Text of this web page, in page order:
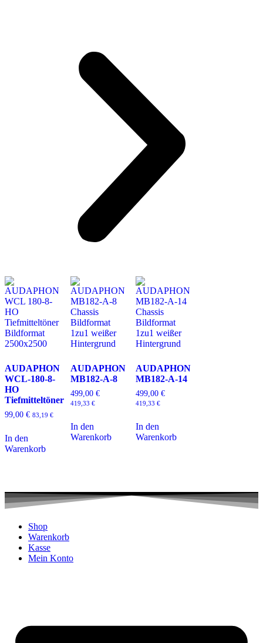
AUDAPHON
WCL-180-8-
HO
Tiefmitteltöner
99,00 € 83,19 €
In den
Warenkorb
AUDAPHON
MB182-A-8
499,00 €
419,33 €
In den
Warenkorb
AUDAPHON
MB182-A-14
499,00€
419,33€
In den
Warenkorb
Shop
Warenkorb
Kasse
Mein Konto